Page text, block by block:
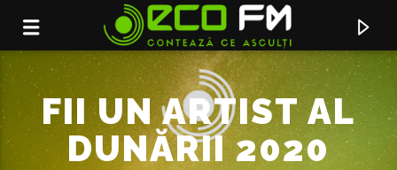
FII UN ARTIST AL
DUNĂRII 2020